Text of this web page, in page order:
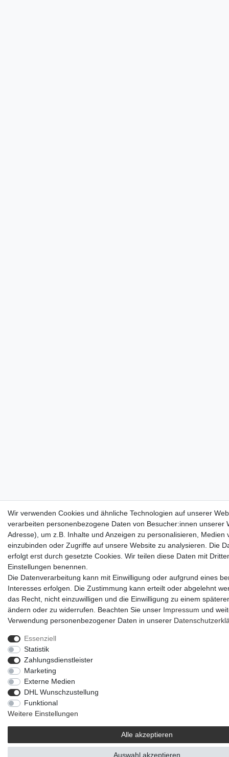
Wir verwenden Cookies und ähnliche Technologien auf unserer
verarbeiten personenbezogene Daten von Besucher:innen unserer
Adresse), um z.B. Inhalte und Anzeigen zu personalisieren, Medien
einzubinden oder Zugriffe auf unsere Website zu analysieren. Die
erfolgt erst durch gesetzte Cookies. Wir teilen diese Daten mit
Einstellungen benennen.
Die Datenverarbeitung kann mit Einwilligung oder aufgrund eines
Interesses erfolgen. Die Zustimmung kann erteilt oder abgelehnt
das Recht, nicht einzuwilligen und die Einwilligung zu einem
ändern oder zu widerrufen. Beachten Sie unser Impressum und
Verwendung personenbezogener Daten in unserer
Essenziell
Statistik
Zahlungsdienstleister
Marketing
Externe Medien
DHL Wunschzustellung
Funktional
Weitere Einstellungen
Alle akzeptieren
Auswahl akzeptieren